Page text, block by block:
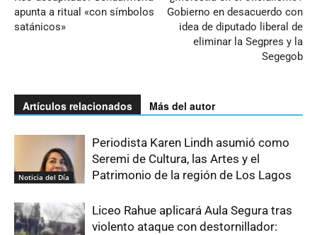
apunta a ritual «con símbolos
satánicos»
Gobierno en desacuerdo con
idea de diputado liberal de
eliminar la Segpres y la
Segegob
Artículos relacionados Más del autor
Noticia del Día
Periodista Karen Lindh asumió como
Seremi de Cultura, las Artes y el
Patrimonio de la región de Los Lagos
Liceo Rahue aplicará Aula Segura tras
violento ataque con destornillador: